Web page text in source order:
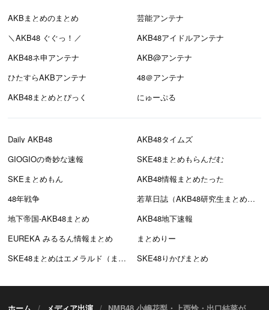
AKBまとめのまとめ
芸能アンテナ
＼AKB48 ぐぐっ！／
AKB48アイドルアンテナ
AKB48ネ申アンテナ
AKB@アンテナ
ひたすらAKBアンテナ
48＠アンテナ
AKB48まとめとぴっく
にゅーぷる
Daily AKB48
AKB48タイムズ
GIOGIOの奇妙な速報
SKE48まとめもらんだむ
SKEまとめもん
AKB48情報まとめたった
48年戦争
若草日誌（AKB48研究生まとめブログ）
地下帝国-AKB48まとめ
AKB48地下速報
EUREKA みるるん情報まとめ
まとめりー
SKE48まとめはエメラルド（まとえめ）
SKE48りかぴまとめ